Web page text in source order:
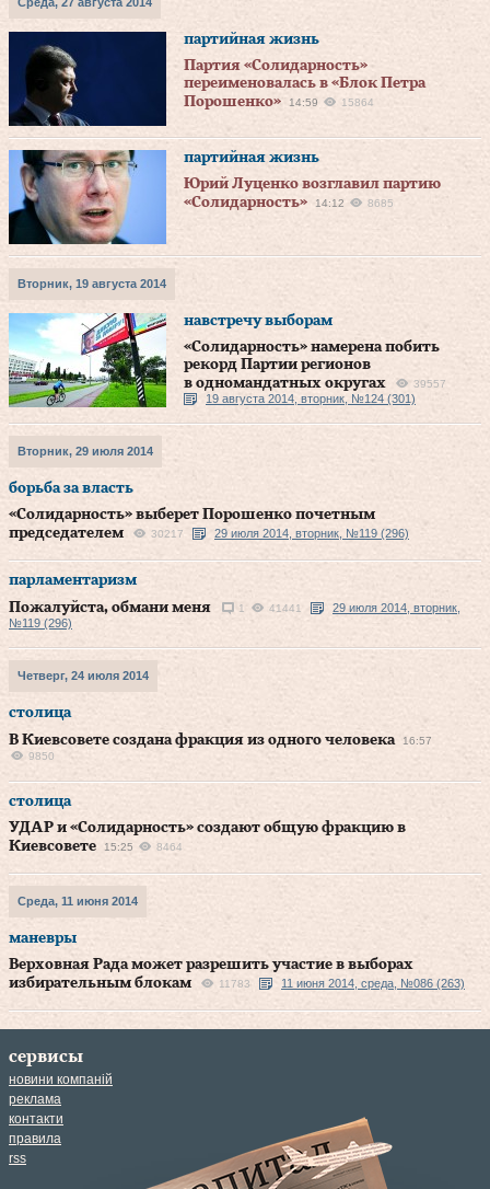
партийная жизнь
Партия «Солидарность»
переименовалась в «Блок Петра
Порошенко»
14:59 15864
партийная жизнь
Юрий Луценко возглавил партию
«Солидарность»
14:12 8685
Вторник, 19 августа 2014
навстречу выборам
«Солидарность» намерена побить
рекорд Партии регионов
в одномандатных округах
39557
19 августа 2014, вторник, №124 (301)
Вторник, 29 июля 2014
борьба за власть
«Солидарность» выберет Порошенко почетным
председателем
30217 29 июля 2014, вторник, №119 (296)
парламентаризм
Пожалуйста, обмани меня
1 41441
29 июля 2014, вторник,
№119 (296)
Четверг, 24 июля 2014
столица
В Киевсовете создана фракция из одного человека
16:57
9850
столица
УДАР и «Солидарность» создают общую фракцию в
Киевсовете
15:25 8464
Среда, 11 июня 2014
маневры
Верховная Рада может разрешить участие в выборах
избирательным блокам
11783 11 июня 2014, среда, №086 (263)
сервисы
новини компаній
реклама
контакти
правила
rss